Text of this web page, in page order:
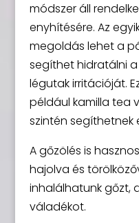
módszer áll
enyhítésére. Az
megoldás lehet a
segíthet hidratálni
légutak irritációját.
például kamilla tea
szintén segíthetnek
A gőzölés is
hajolva és
inhalálhatunk gőzt,
váladékot.